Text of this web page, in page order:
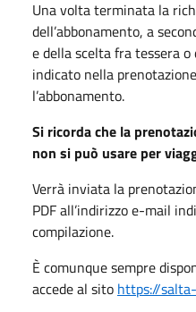
Una volta terminata la
dell’abbonamento, a
e della scelta fra tessera
indicato nella
l’abbonamento.
Si ricorda che la
non si può usare per
Verrà inviata la
PDF all’indirizzo e-mail
compilazione.
È comunque sempre
accede al sito https://